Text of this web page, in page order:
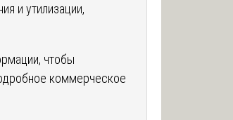
и утилизации,
чтобы
коммерческое